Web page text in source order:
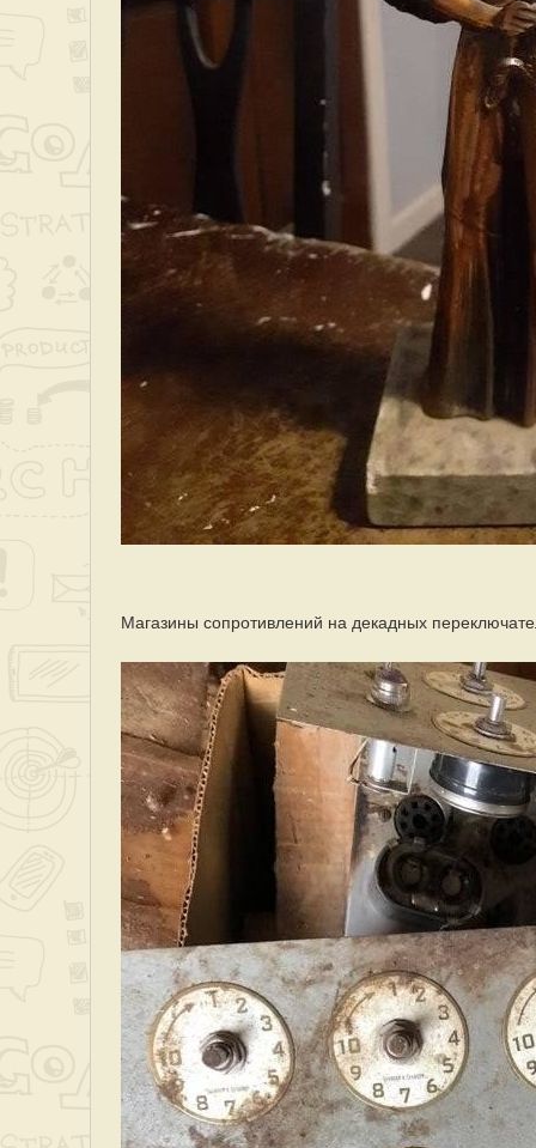
Магазины сопротивлений на декадных